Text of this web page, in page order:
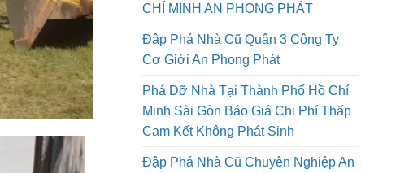
Công Ty Cơ Giới An Phong Phát
THÁO DỠ NHÀ THÀNH PHỐ HỒ
CHÍ MINH AN PHONG PHÁT
Đập Phá Nhà Cũ Quận 3 Công Ty
Cơ Giới An Phong Phát
Phá Dỡ Nhà Tại Thành Phố Hồ Chí
Minh Sài Gòn Báo Giá Chi Phí Thấp